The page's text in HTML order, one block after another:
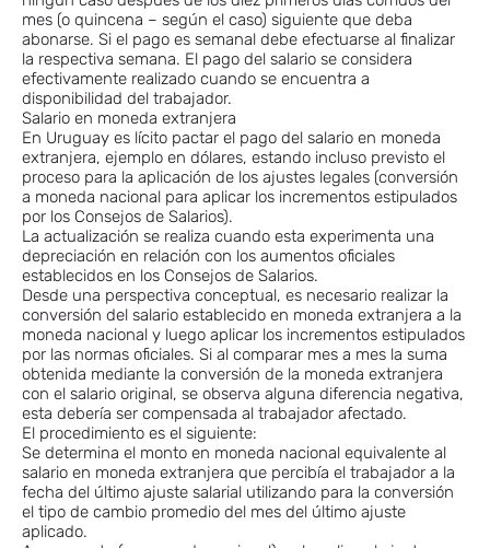
mes (o quincena – según el caso) siguiente que deba
abonarse. Si el pago es semanal debe efectuarse al finalizar
la respectiva semana. El pago del salario se considera
efectivamente realizado cuando se encuentra a
disponibilidad del trabajador.
Salario en moneda extranjera
En Uruguay es lícito pactar el pago del salario en moneda
extranjera, ejemplo en dólares, estando incluso previsto el
proceso para la aplicación de los ajustes legales (conversión
a moneda nacional para aplicar los incrementos estipulados
por los Consejos de Salarios).
La actualización se realiza cuando esta experimenta una
depreciación en relación con los aumentos oficiales
establecidos en los Consejos de Salarios.
Desde una perspectiva conceptual, es necesario realizar la
conversión del salario establecido en moneda extranjera a la
moneda nacional y luego aplicar los incrementos estipulados
por las normas oficiales. Si al comparar mes a mes la suma
obtenida mediante la conversión de la moneda extranjera
con el salario original, se observa alguna diferencia negativa,
esta debería ser compensada al trabajador afectado.
El procedimiento es el siguiente:
Se determina el monto en moneda nacional equivalente al
salario en moneda extranjera que percibía el trabajador a la
fecha del último ajuste salarial utilizando para la conversión
el tipo de cambio promedio del mes del último ajuste
aplicado.